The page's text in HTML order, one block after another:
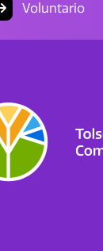
Voluntario